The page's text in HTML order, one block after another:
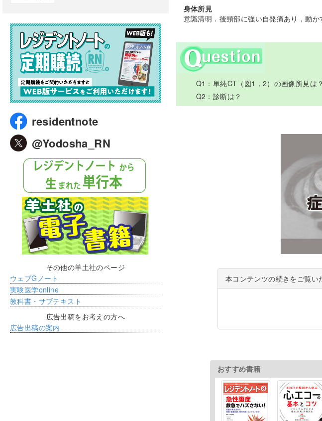
身体所見
意識清明．後頸部に強い自発痛あり，動か
Q1：単純CT（図1，2）の画像所見は？
Q2：診断は？
本コンテンツの続きをご覧い
おすすめ書籍
residentnote
@Yodosha_RN
その他の羊土社のページ
ウェブGノート
実験医学online
教科書・サブテキスト
広告出稿をお考えの方へ
広告出稿の案内